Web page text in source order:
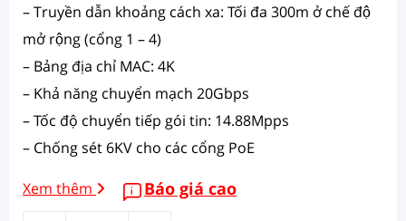
– Truyền dẫn khoảng cách xa: Tối đa 300m ở chế độ
mở rộng (cổng 1 – 4)
– Bảng địa chỉ MAC: 4K
– Khả năng chuyển mạch 20Gbps
– Tốc độ chuyển tiếp gói tin: 14.88Mpps
– Chống sét 6KV cho các cổng PoE
Xem thêm Báo giá cao